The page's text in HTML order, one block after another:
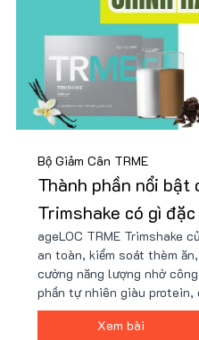
Bộ Giảm Cân TRME
Thành phần nổi bật
Trimshake có gì
ageLOC TRME Trimshake
an toàn, kiểm soát thèm
cường năng lượng nhờ
phần tự nhiên giàu protein,
tiện lợi, dễ sử dụng, phù
tiêu sức khỏe. Giá ưu đãi tại
Xem bài